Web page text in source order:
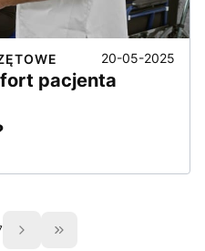
20-05-2025
pacjenta
Przejdź do ostatniej